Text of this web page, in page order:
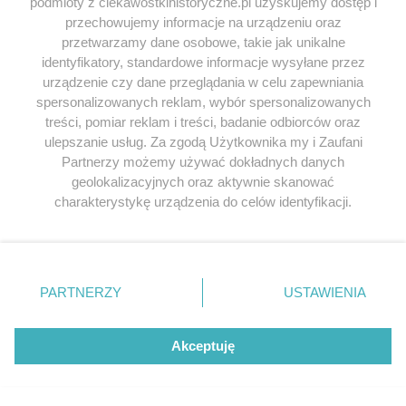
.
Mieczysław Czuma, Leszek Mazan,Austriackie
gadanie czyli Encyklopedia galicyjska, Oficyna
Wydawnicza Anabasis 2013.
Zbigniew Fras,Galicja, Wydawnictwo Dolnośląskie
1999.
Walerian Kalinka,Galicja i Kraków pod panowaniem
austriackim. Wybór pism , Księgarnia Akademicka
2001.
Martin Pollack,
Cesarz Ameryki. Wielka ucieczka z
program energicznego rozwoju gospodarstwa
krajowego, Gubrynowicz i Schmidt 1888.
przechowujemy informacje na urządzeniu oraz
przetwarzamy dane osobowe, takie jak unikalne
identyfikatory, standardowe informacje wysyłane przez
urządzenie czy dane przeglądania w celu zapewniania
spersonalizowanych reklam, wybór spersonalizowanych
treści, pomiar reklam i treści, badanie odbiorców oraz
ulepszanie usług. Za zgodą Użytkownika my i Zaufani
Partnerzy możemy używać dokładnych danych
geolokalizacyjnych oraz aktywnie skanować
charakterystykę urządzenia do celów identyfikacji.
zmienić/wycofać klikając przycisk ustawień prywatności
znajdujący się w lewym dolnym rogu strony
. Niektóre
użytkownika, ale masz prawo sprzeciwić się takiemu
przetwarzaniu. Preferencje będą miały zastosowania tylko
PARTNERZY USTAWIENIA
Akceptuję